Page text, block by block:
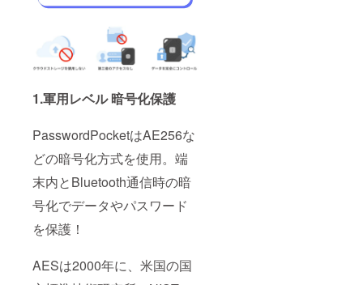
1.軍用レベル 暗号化保護
PasswordPocketはAE256な
どの暗号化方式を使用。端
末内とBluetooth通信時の暗
号化でデータやパスワード
を保護！
AESは2000年に、米国の国